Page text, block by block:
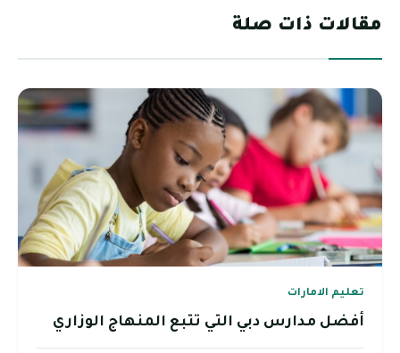
مقالات ذات صلة
تعليم الامارات
أفضل مدارس دبي التي تتبع المنهاج الوزاري